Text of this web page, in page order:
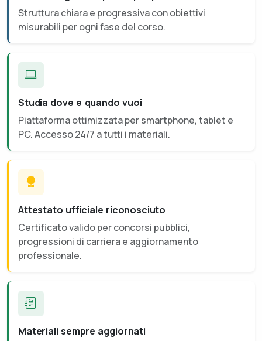
Struttura chiara e progressiva con obiettivi
misurabili per ogni fase del corso.
Studia dove e quando vuoi
Piattaforma ottimizzata per smartphone, tablet e
PC. Accesso 24/7 a tutti i materiali.
Attestato ufficiale riconosciuto
Certificato valido per concorsi pubblici,
progressioni di carriera e aggiornamento
professionale.
Materiali sempre aggiornati